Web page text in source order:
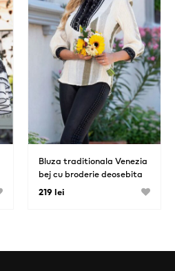
Bluza traditionala Venezia
bej cu broderie deosebita
219 lei